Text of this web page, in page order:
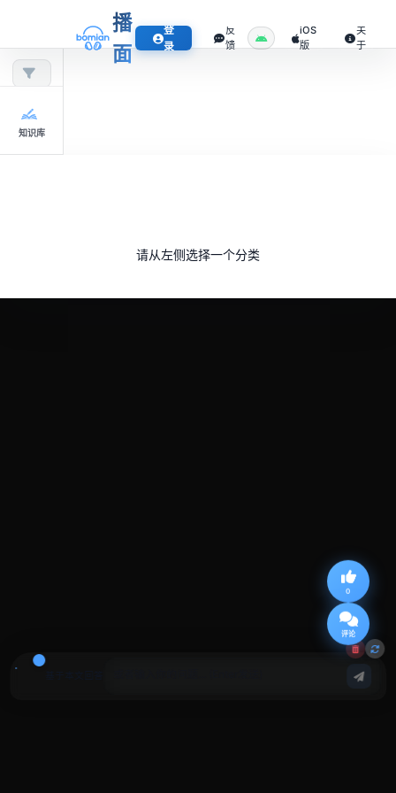
播
面
登
录
反
馈
iOS
版
关
于
0
评论
知识库
请从左侧选择一个分类